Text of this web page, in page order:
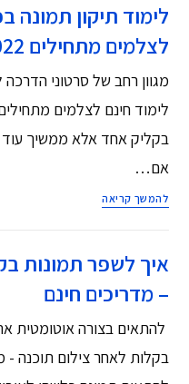
לימוד תיקון תמונה
לצלמים מתחילים 2022
מגוון רחב של סרטוני הדרכה
לימוד חינם לצלמים
בקליק אחד אלא ממשיך
אם…
להמשך קריאה
איך לשפר תמונות
– מדריכים חינם
להתאים בצורה אוטומטית
בקלות לאחר צילום תוכנה -